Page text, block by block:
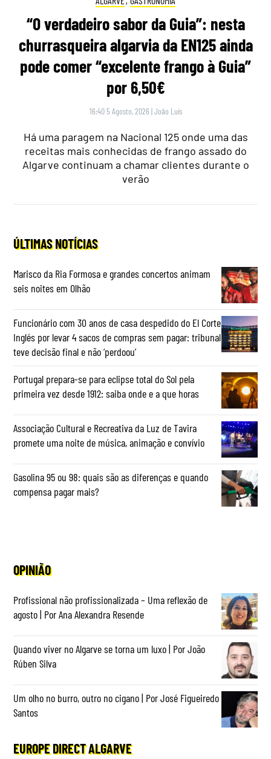
“O verdadeiro sabor da Guia”: nesta
churrasqueira algarvia da EN125 ainda
pode comer “excelente frango à Guia”
por 6,50€
16:40 5 Agosto, 2026 |João Luís
Há uma paragem na Nacional 125 onde uma das
receitas mais conhecidas de frango assado do
Algarve continuam a chamar clientes durante o
verão
ÚLTIMAS NOTÍCIAS
Marisco da Ria Formosa e grandes concertos animam
seis noites em Olhão
Funcionário com 30 anos de casa despedido do El Corte
Inglés por levar 4 sacos de compras sem pagar: tribunal
teve decisão final e não ‘perdoou’
Portugal prepara-se para eclipse total do Sol pela
primeira vez desde 1912: saiba onde e a que horas
Associação Cultural e Recreativa da Luz de Tavira
promete uma noite de música, animação e convívio
Gasolina 95 ou 98: quais são as diferenças e quando
compensa pagar mais?
OPINIÃO
Profissional não profissionalizada – Uma reflexão de
agosto | Por Ana Alexandra Resende
Quando viver no Algarve se torna um luxo | Por João
Rúben Silva
Um olho no burro, outro no cigano | Por José Figueiredo
Santos
EUROPE DIRECT ALGARVE